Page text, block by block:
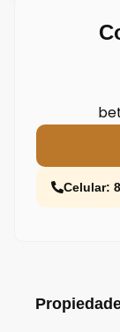
Celular: